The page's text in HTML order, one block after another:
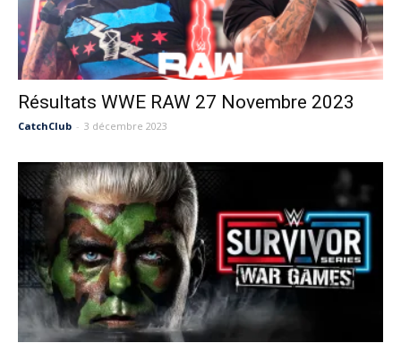
Résultats WWE RAW 27 Novembre 2023
CatchClub - 3 décembre 2023